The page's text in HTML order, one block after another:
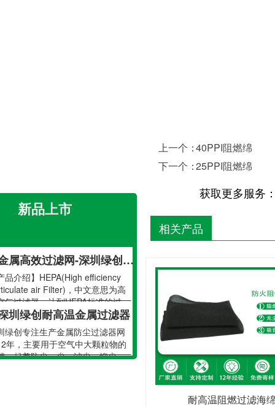
相关产品
耐高温阻燃过滤海
40PPI阻燃绵
上一个：
25PPI阻燃绵
下一个：
新品上市
获取更多服务
，起着防尘、尘、滤尘、抑尘、
圳绿创排风通风口管道初效金属防尘过滤网
，起着防尘、尘、滤尘、抑尘、
属高效过滤网-深圳绿创金属过滤网
品介绍】HEPA(High efficiency
air Filter)，中文意思为高
气过滤器，达到HEPA标准的过···
圳绿创耐高温金属过滤器
绿创专注生产金属防尘过滤器网
年，主要用于空气中大颗粒物的
，起着防尘、尘、滤尘、抑尘、